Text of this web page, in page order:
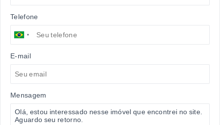
Telefone
E-mail
Mensagem